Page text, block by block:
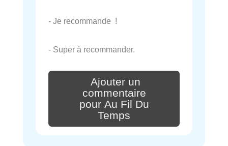
- Je recommande !
- Super à recommander.
Ajouter un
commentaire
pour Au Fil Du
Temps